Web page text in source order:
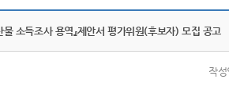
물 소득조사 용역』제안서 평가위원(후보자) 모집 공고
작성